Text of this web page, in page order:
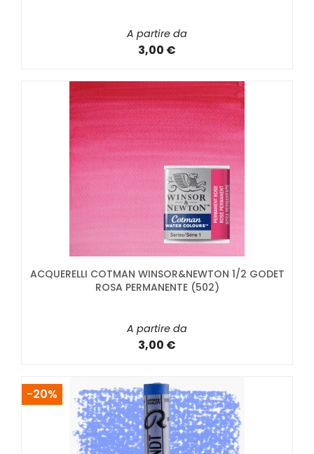
A partire da
3,00 €
ACQUERELLI COTMAN WINSOR&NEWTON 1/2 GODET
ROSA PERMANENTE (502)
A partire da
3,00 €
-20%